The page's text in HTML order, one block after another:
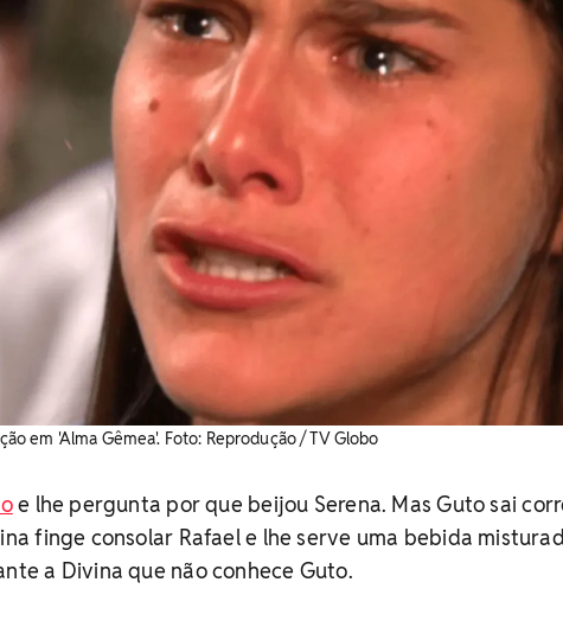
em 'Alma Gêmea'. Foto: Reprodução / TV Globo
e lhe pergunta por que beijou Serena. Mas Guto sai
finge consolar Rafael e lhe serve uma bebida
a Divina que não conhece Guto.